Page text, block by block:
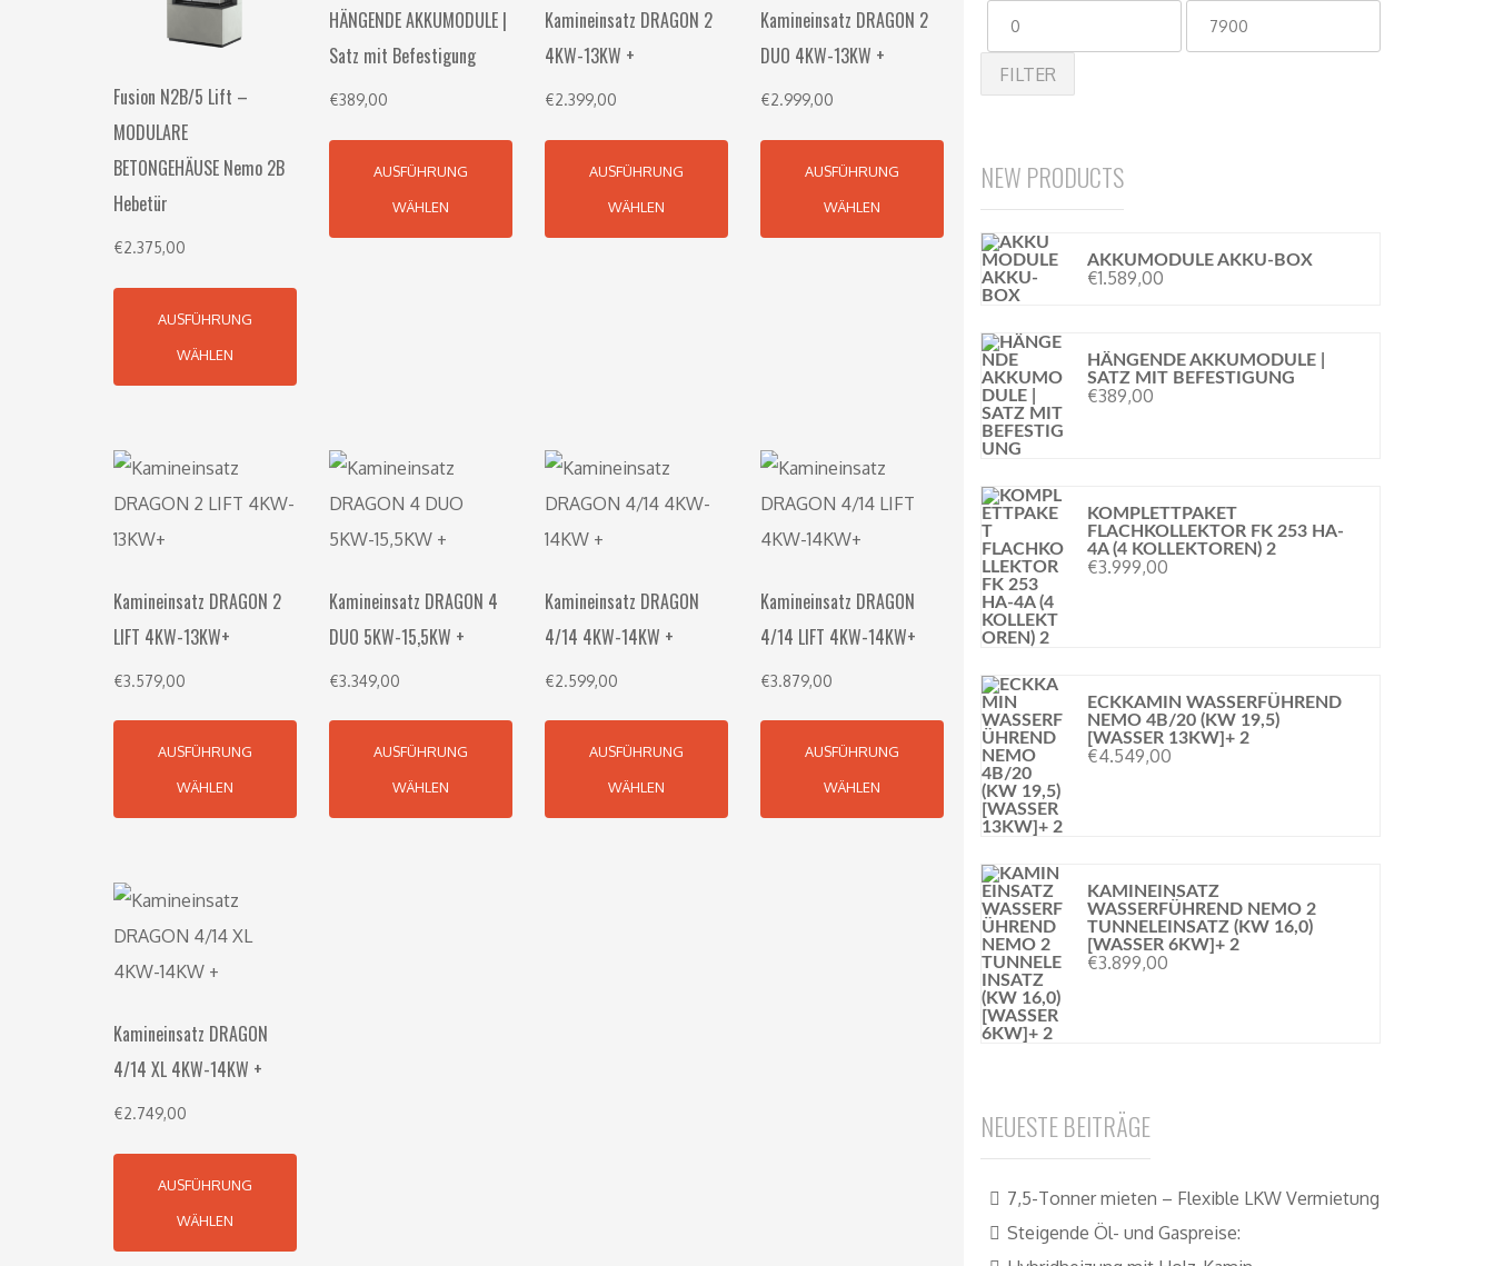
Fusion N2B/5 Lift –
MODULARE
BETONGEHÄUSE Nemo 2B
Hebetür
€2.375,00
AUSFÜHRUNG
WÄHLEN
HÄNGENDE AKKUMODULE |
Satz mit Befestigung
€389,00
AUSFÜHRUNG
WÄHLEN
Kamineinsatz DRAGON 2
4KW-13KW +
€2.399,00
AUSFÜHRUNG
WÄHLEN
Kamineinsatz DRAGON 2
DUO 4KW-13KW +
€2.999,00
AUSFÜHRUNG
WÄHLEN
Kamineinsatz DRAGON 2
LIFT 4KW-13KW+
€3.579,00
AUSFÜHRUNG
WÄHLEN
Kamineinsatz DRAGON 4
DUO 5KW-15,5KW +
€3.349,00
AUSFÜHRUNG
WÄHLEN
Kamineinsatz DRAGON
4/14 4KW-14KW +
€2.599,00
AUSFÜHRUNG
WÄHLEN
Kamineinsatz DRAGON
4/14 LIFT 4KW-14KW+
€3.879,00
AUSFÜHRUNG
WÄHLEN
Kamineinsatz DRAGON
4/14 XL 4KW-14KW +
€2.749,00
AUSFÜHRUNG
WÄHLEN
FILTER
NEW PRODUCTS
AKKUMODULE AKKU-BOX
€1.589,00
HÄNGENDE AKKUMODULE |
SATZ MIT BEFESTIGUNG
€389,00
KOMPLETTPAKET
FLACHKOLLEKTOR FK 253 HA-
4A (4 KOLLEKTOREN) 2
€3.999,00
ECKKAMIN WASSERFÜHREND
NEMO 4B/20 (KW 19,5)
[WASSER 13KW]+ 2
€4.549,00
KAMINEINSATZ
WASSERFÜHREND NEMO 2
TUNNELEINSATZ (KW 16,0)
[WASSER 6KW]+ 2
€3.899,00
NEUESTE BEITRÄGE
7,5-Tonner mieten – Flexible LKW Vermietung
Steigende Öl- und Gaspreise: